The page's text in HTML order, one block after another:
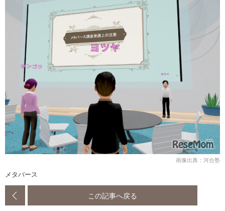
画像出典：河合塾
メタバース
この記事へ戻る